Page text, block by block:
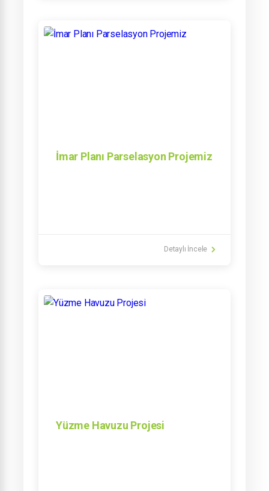
İmar Planı Parselasyon Projemiz
Detaylı İncele
Yüzme Havuzu Projesi